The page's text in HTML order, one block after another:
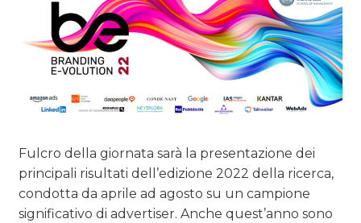
Fulcro della giornata sarà la presentazione dei
principali risultati dell’edizione 2022 della ricerca,
condotta da aprile ad agosto su un campione
significativo di advertiser. Anche quest’anno sono